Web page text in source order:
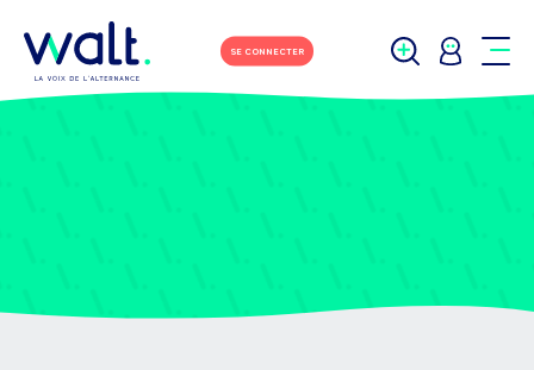
SE CONNECTER